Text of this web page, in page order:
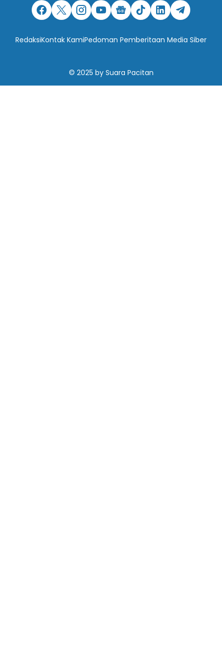
RedaksiKontak KamiPedoman Pemberitaan Media Siber
© 2025 by Suara Pacitan